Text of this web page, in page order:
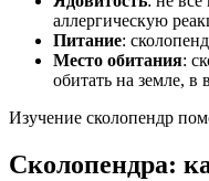
аллергическую
Питание:
Место обитания:
обитать на земле, в
Изучение сколопендр
Сколопендра: